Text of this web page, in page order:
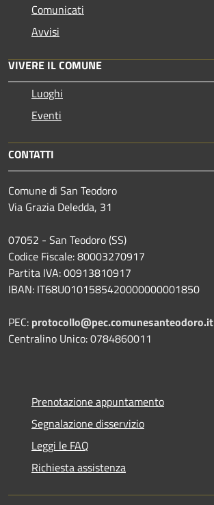
Comunicati
Avvisi
VIVERE IL COMUNE
Luoghi
Eventi
CONTATTI
Comune di San Teodoro
Via Grazia Deledda, 31
07052 - San Teodoro (SS)
Codice Fiscale: 80003270917
Partita IVA: 00913810917
IBAN: IT68U0101585420000000001850
PEC: protocollo@pec.comunesanteodoro.it
Centralino Unico: 0784860011
Prenotazione appuntamento
Segnalazione disservizio
Leggi le FAQ
Richiesta assistenza